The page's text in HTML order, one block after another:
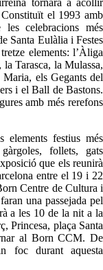
tornarà a acollir
el 1993 amb
celebracions més
Santa Eulàlia i Festes
elements: l’Àliga
Tarasca, la Mulassa,
Maria, els Gegants del
i el Ball de Bastons.
amb més rerefons
elements festius més
follets, gats
que els reunirà
entre el 19 i 22
Centre de Cultura i
una passejada pel
a les 10 de la nit a la
Princesa, plaça Santa
al Born CCM. De
foc durant aquesta